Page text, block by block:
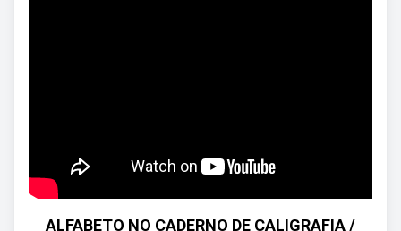
ALFABETO NO CADERNO DE CALIGRAFIA /